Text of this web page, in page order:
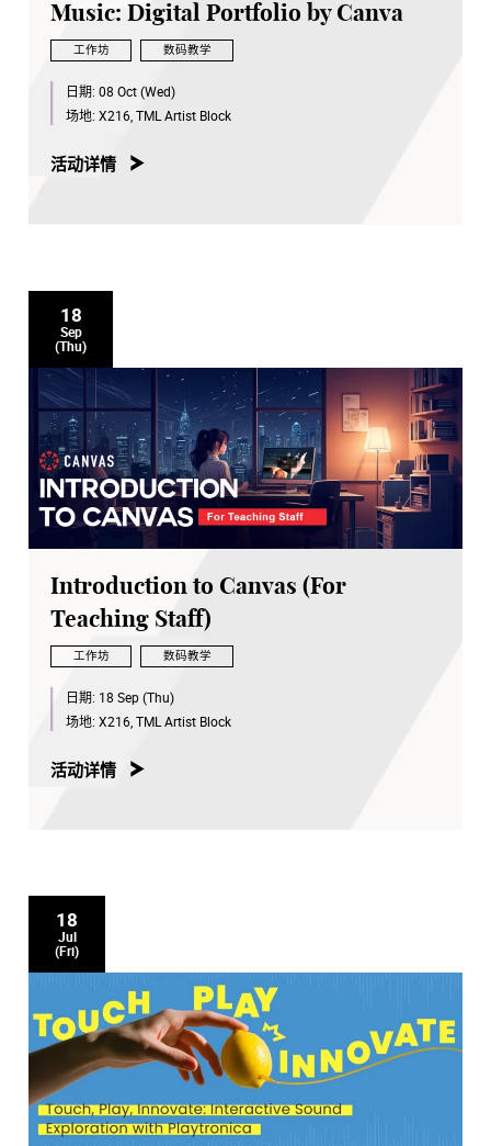
Music: Digital Portfolio by Canva
工作坊 数码教学
日期: 08 Oct (Wed)
场地: X216, TML Artist Block
活动详情
18
Sep
(Thu)
Introduction to Canvas (For
Teaching Staff)
工作坊 数码教学
日期: 18 Sep (Thu)
场地: X216, TML Artist Block
活动详情
18
Jul
(Fri)